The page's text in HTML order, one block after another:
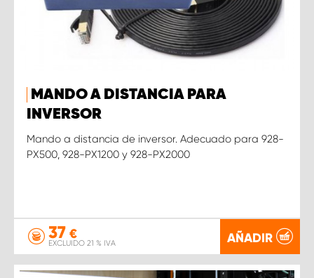
MANDO A DISTANCIA PARA
INVERSOR
Mando a distancia de inversor. Adecuado para 928-
PX500, 928-PX1200 y 928-PX2000
37 €
EXCLUIDO 21 % IVA AÑADIR